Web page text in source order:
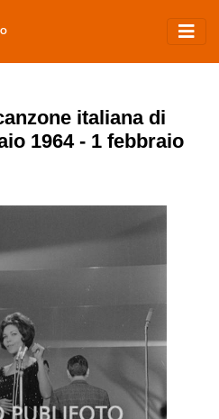
italiana di
1964 - 1 febbraio